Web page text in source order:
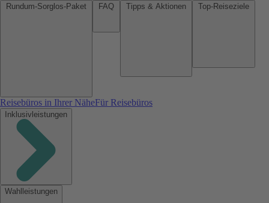
Reisebüros in Ihrer NäheFür Reisebüros
Inklusivleistungen
Wahlleistungen